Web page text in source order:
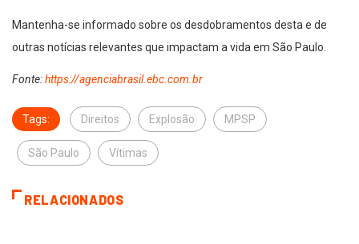
Mantenha-se informado sobre os desdobramentos desta e de
outras notícias relevantes que impactam a vida em São Paulo.
Fonte:https://agenciabrasil.ebc.com.br
Tags: Direitos Explosão MPSP
São Paulo Vítimas
RELACIONADOS